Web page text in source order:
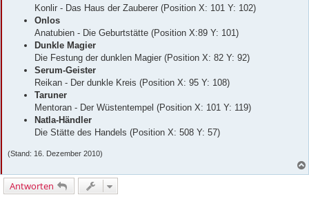
Konlir - Das Haus der Zauberer (Position X: 101 Y: 102)
Onlos
Anatubien - Die Geburtstätte (Position X:89 Y: 101)
Dunkle Magier
Die Festung der dunklen Magier (Position X: 82 Y: 92)
Serum-Geister
Reikan - Der dunkle Kreis (Position X: 95 Y: 108)
Taruner
Mentoran - Der Wüstentempel (Position X: 101 Y: 119)
Natla-Händler
Die Stätte des Handels (Position X: 508 Y: 57)
(Stand: 16. Dezember 2010)
Antworten